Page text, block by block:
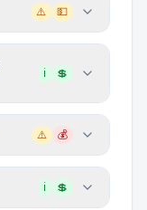
⚠️ 💵
ℹ️ 💲
⚠️ 💰
ℹ️ 💲